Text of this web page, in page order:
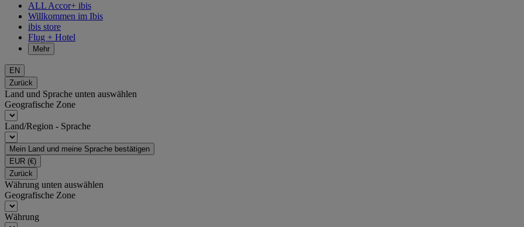
ALL Accor+ ibis
Willkommen im Ibis
ibis store
Flug + Hotel
Mehr
EN
Zurück
Land und Sprache unten auswählen
Geografische Zone
Land/Region - Sprache
Mein Land und meine Sprache bestätigen
EUR (€)
Zurück
Währung unten auswählen
Geografische Zone
Währung